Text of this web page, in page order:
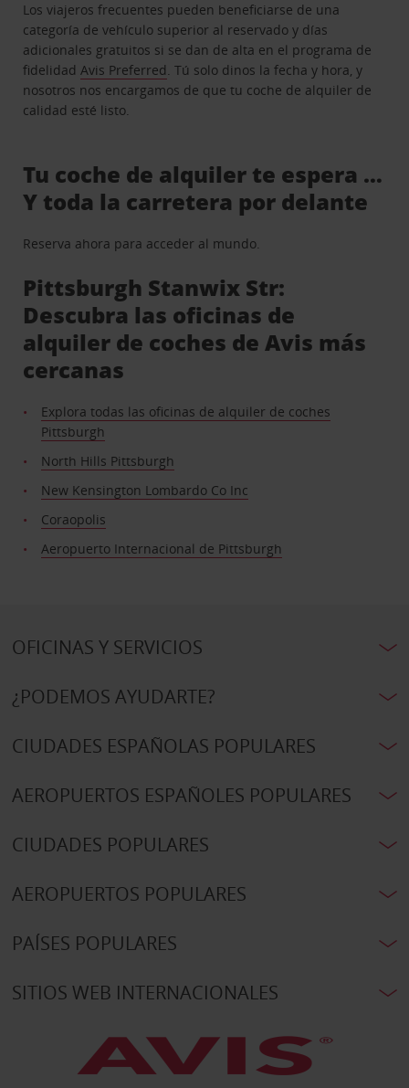
Los viajeros frecuentes pueden beneficiarse de una
categoría de vehículo superior al reservado y días
adicionales gratuitos si se dan de alta en el programa de
fidelidadAvis Preferred. Tú solo dinos la fecha y hora, y
nosotros nos encargamos de que tu coche de alquiler de
calidad esté listo.
Tu coche de alquiler te espera …
Y toda la carretera por delante
Reserva ahora para acceder al mundo.
Pittsburgh Stanwix Str:
Descubra las oficinas de
alquiler de coches de Avis más
cercanas
Explora todas las oficinas de alquiler de coches
Pittsburgh
North Hills Pittsburgh
New Kensington Lombardo Co Inc
Coraopolis
Aeropuerto Internacional de Pittsburgh
OFICINAS Y SERVICIOS
¿PODEMOS AYUDARTE?
CIUDADES ESPAÑOLAS POPULARES
AEROPUERTOS ESPAÑOLES POPULARES
CIUDADES POPULARES
AEROPUERTOS POPULARES
PAÍSES POPULARES
SITIOS WEB INTERNACIONALES